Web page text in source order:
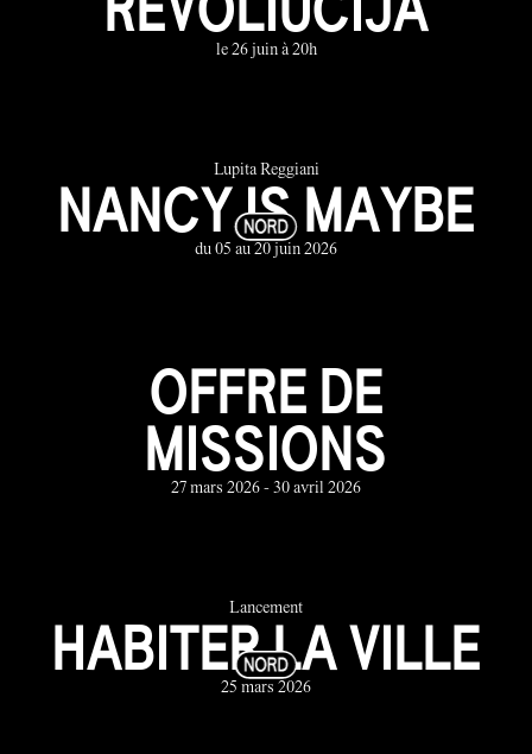
le 26 juin à 20h
Lupita Reggiani
NANCY IS MAYBE
du 05 au 20 juin 2026
OFFRE DE
MISSIONS
27 mars 2026 - 30 avril 2026
Lancement
HABITER LA VILLE
25 mars 2026